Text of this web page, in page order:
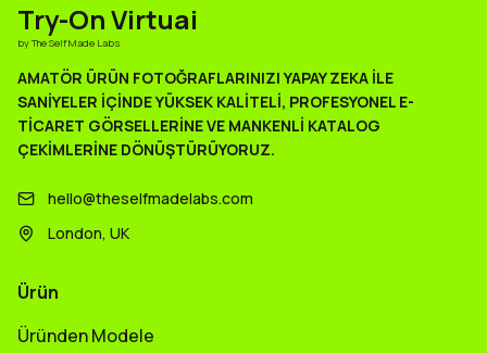
Try-On Virtuai
by The Self Made Labs
AMATÖR ÜRÜN FOTOĞRAFLARINIZI YAPAY ZEKA ILE
SANIYELER IÇINDE YÜKSEK KALITELI, PROFESYONEL E-
TICARET GÖRSELLERINE VE MANKENLI KATALOG
ÇEKIMLERINE DÖNÜŞTÜRÜYORUZ.
hello@theselfmadelabs.com
London, UK
Ürün
Üründen Modele